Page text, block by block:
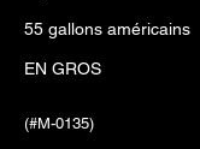
55 gallons américains
EN GROS
(#M-0135)